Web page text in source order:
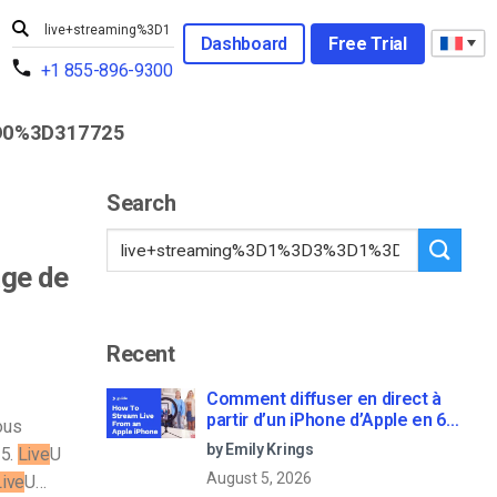
+1 855-896-9300
Dashboard Free Trial
de
LiveU
U…
Search
Recent
Comment diffuser en direct à
partir d’un iPhone d’Apple en 6
étapes faciles
by Emily Krings
August 5, 2026